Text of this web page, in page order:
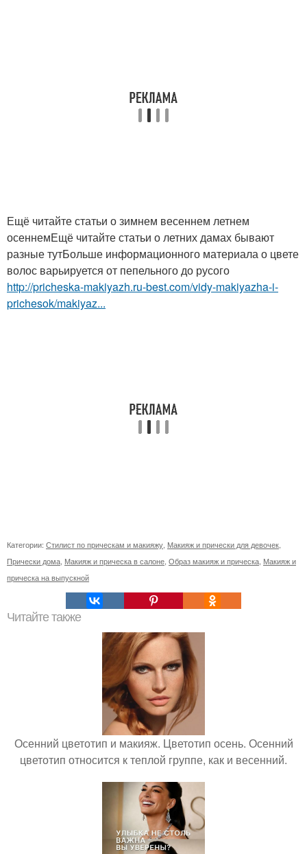
Ещё читайте статьи о зимнем весеннем летнем
осеннемЕщё читайте статьи о летних дамах бывают
разные тутБольше информационного материала о цвете
волос варьируется от пепельного до русого
http://pricheska-makiyazh.ru-best.com/vidy-makiyazha-i-
prichesok/makiyaz...
Категории: Стилист по прическам и макияжу Макияж и прически для девочек
Прически дома Макияж и прическа в салоне Образ макияж и прическа Макияж и
прическа на выпускной
Читайте также
Осенний цветотип и макияж. Цветотип осень. Осенний
цветотип относится к теплой группе, как и весенний.